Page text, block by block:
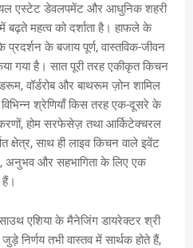
एस्टेट डेवलपमेंट और आधुनिक शहरी
महत्व को दर्शाता है। हाफले के
के बजाय पूर्ण, वास्तविक-जीवन
गया है। सात पूरी तरह एकीकृत किचन
वॉर्डरोब और बाथरूम ज़ोन शामिल
विभिन्न श्रेणियाँ किस तरह एक-दूसरे के
होम सरफेसेज़ तथा आर्किटेक्चरल
क्षेत्र, साथ ही लाइव किचन वाले इवेंट
अनुभव और सहभागिता के लिए एक
एशिया के मैनेजिंग डायरेक्टर श्री
निर्णय तभी वास्तव में सार्थक होते हैं,